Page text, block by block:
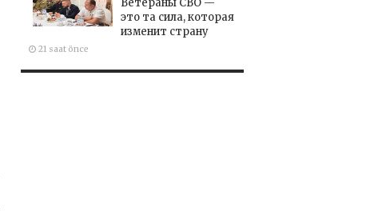
это та сила, которая
изменит страну
21 saat önce